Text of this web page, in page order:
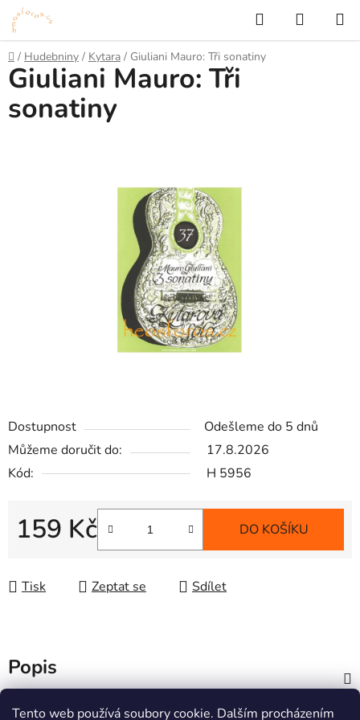
Tento web používá soubory cookie. Dalším procházením
Přejít
na
obsah
Hledat
KOŠÍK
Domů
/ Hudebniny / Kytara / Giuliani Mauro: Tři sonatiny
Dostupnost
Odešleme do 5 dnů
Můžeme doručit do:
17.8.2026
Kód:
H 5956
159 Kč DO KOŠÍKU
Tisk Zeptat se Sdílet
Giuliani Mauro: Tři
sonatiny
Popis